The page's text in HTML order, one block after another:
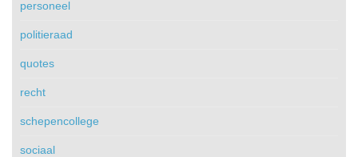
personeel
politieraad
quotes
recht
schepencollege
sociaal